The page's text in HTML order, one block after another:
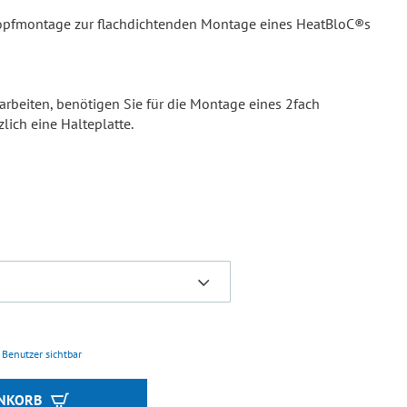
zur flachdichtenden Montage eines HeatBloC®s
benötigen Sie für die Montage eines 2fach
eine Halteplatte.
sichtbar